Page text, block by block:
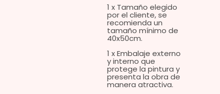
1 x Tamaño elegido
por el cliente, se
recomienda un
tamaño mínimo de
40x50cm.
1 x Embalaje externo
y interno que
protege la pintura y
presenta la obra de
manera atractiva.